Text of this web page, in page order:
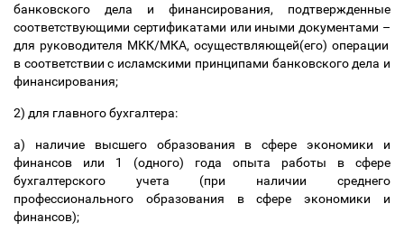
банковского дела и финансирования, подтвержденные
соответствующими сертификатами или иными документами –
для руководителя МКК/МКА, осуществляющей(его) операции
в соответствии с исламскими принципами банковского дела и
финансирования;
2) для главного бухгалтера:
а) наличие высшего образования в сфере экономики и
финансов или 1 (одного) года опыта работы в сфере
бухгалтерского учета (при наличии среднего
профессионального образования в сфере экономики и
финансов);